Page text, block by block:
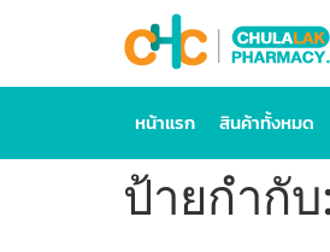
หน้าแรก สินค้าทั้งหมด
ป้ายกำกับ